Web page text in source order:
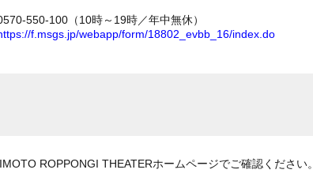
550-100（10時～19時／年中無休）
f.msgs.jp/webapp/form/18802_evbb_16/index.do
ROPPONGI THEATERホームページでご確認ください。